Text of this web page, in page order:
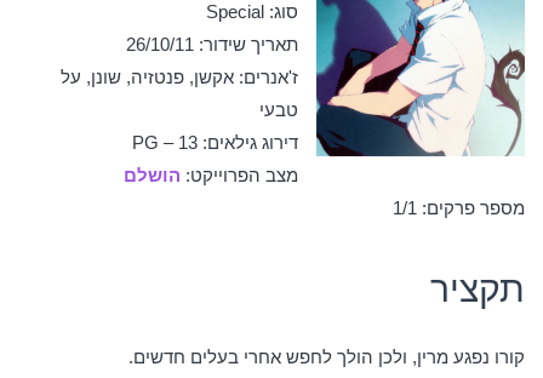
סוג: Special
תאריך שידור: 26/10/11
ז'אנרים: אקשן, פנטזיה, שונן, על
טבעי
דירוג גילאים: PG – 13
מצב הפרוייקט: הושלם
מספר פרקים: 1/1
תקציר
קורו נפגע מרין, ולכן הולך לחפש אחרי בעלים חדשים.